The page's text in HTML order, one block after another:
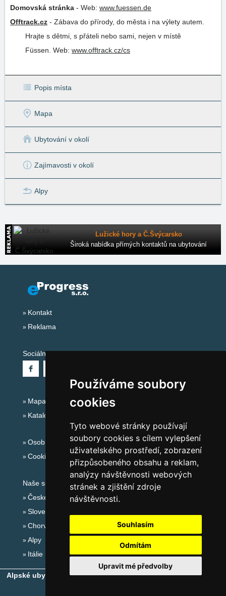
Používáme soubory
cookies
Tyto webové stránky používají
soubory cookies s cílem vylepšení
uživatelského prostředí, zobrazení
přizpůsobeného obsahu a reklam,
analýzy návštěvnosti webových
stránek a zjištění zdroje
návštěvnosti.
Souhlasím
Odmítám
Upravit mé předvolby
Domovská stránka - Web: www.fuessen.de
Offtrack.cz - Zábava do přírody, do města i na výlety autem.
Hrajte s dětmi, s přáteli nebo sami, nejen v místě
Füssen. Web: www.offtrack.cz/cs
Popis místa
Mapa
Ubytování v okolí
Zajímavosti v okolí
Alpy
Lužické hory a Č.Švýcarsko
Široká nabídka přímých kontaktů na ubytování
Kontakt
Reklama
Sociální sítě:
Mapa serveru Alpy - Německo
Katalog ubytování
Osobní údaje
Cookies
Naše servery:
České hory
Slovenské hory
Chorvatsko
Alpy
Itálie
Alpské ubytování, alpské turistické oblasti, alpské ski areály